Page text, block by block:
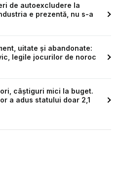
de autoexcludere la
e prezentă, nu s-a
uitate și abandonate:
legile jocurilor de noroc
câștiguri mici la buget.
a adus statului doar 2,1